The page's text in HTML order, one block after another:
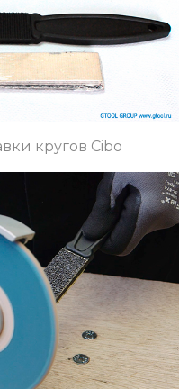
кругов Cibo